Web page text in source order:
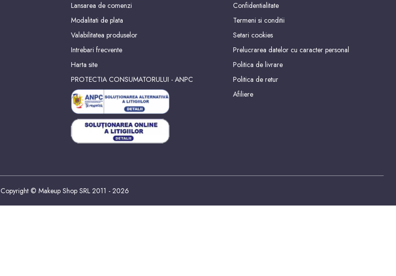
Lansarea de comenzi
Modalitati de plata
Valabilitatea produselor
Intrebari frecvente
Harta site
PROTECTIA CONSUMATORULUI - ANPC
Confidentialitate
Termeni si conditii
Setari cookies
Prelucrarea datelor cu caracter personal
Politica de livrare
Politica de retur
Afiliere
Copyright © Makeup Shop SRL 2011 - 2026